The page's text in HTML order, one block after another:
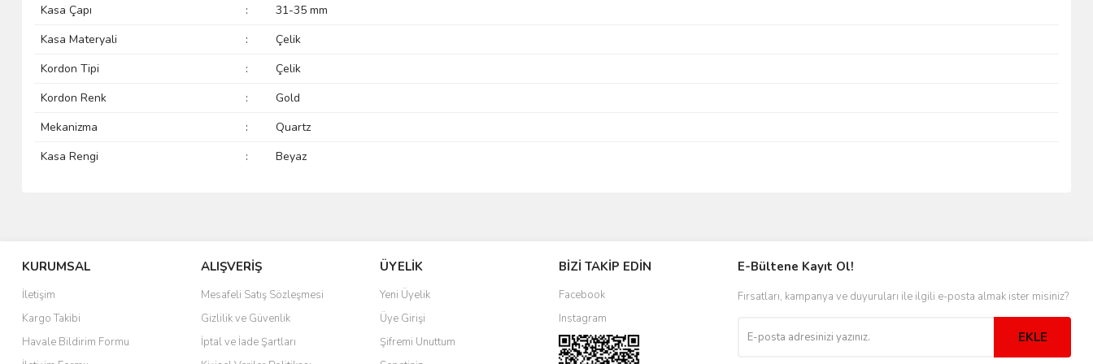
Kasa Çapı :
31-35 mm
Kasa Materyali
:
Çelik
Kordon Tipi
:
Çelik
Kordon Renk
:
Gold
Mekanizma
:
Quartz
Kasa Rengi
: Beyaz
KURUMSAL
İletişim
Kargo Takibi
Havale Bildirim Formu
ALIŞVERİŞ
Mesafeli Satış Sözleşmesi
Gizlilik ve Güvenlik
İptal ve İade Şartları
ÜYELİK
Yeni Üyelik
Üye Girişi
Şifremi Unuttum
BİZİ TAKİP EDİN
Facebook
Instagram
E-Bültene Kayıt Ol!
Fırsatları, kampanya ve duyuruları ile ilgili e-posta almak ister misiniz?
EKLE